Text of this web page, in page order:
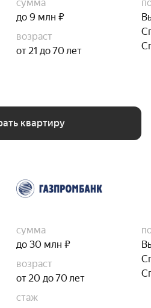
сумма
до 9 млн ₽
возраст
от 21 до 70 лет
квартиру
сумма
до 30 млн ₽
возраст
от 20 до 70 лет
стаж